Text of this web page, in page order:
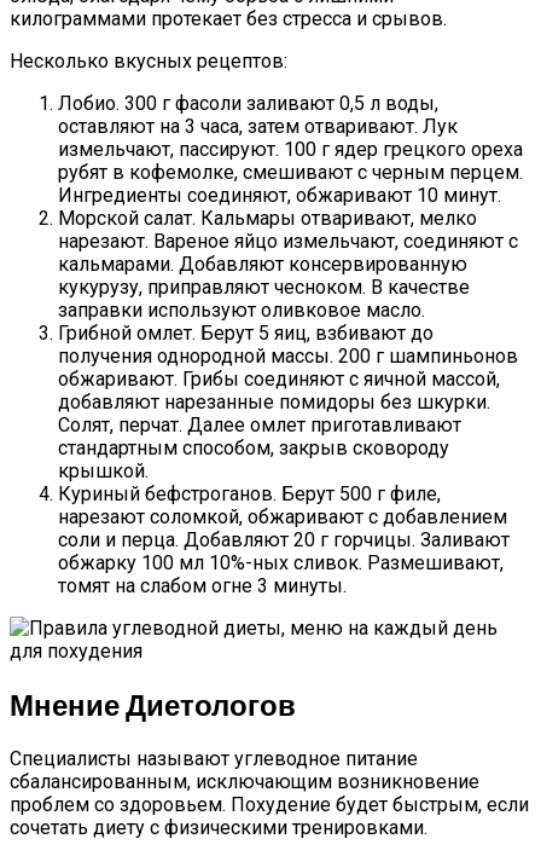
килограммами протекает без стресса и срывов.
Несколько вкусных рецептов:
Лобио. 300 г фасоли заливают 0,5 л воды,
оставляют на 3 часа, затем отваривают. Лук
измельчают, пассируют. 100 г ядер грецкого ореха
рубят в кофемолке, смешивают с черным перцем.
Ингредиенты соединяют, обжаривают 10 минут.
Морской салат. Кальмары отваривают, мелко
нарезают. Вареное яйцо измельчают, соединяют с
кальмарами. Добавляют консервированную
кукурузу, приправляют чесноком. В качестве
заправки используют оливковое масло.
Грибной омлет. Берут 5 яиц, взбивают до
получения однородной массы. 200 г шампиньонов
обжаривают. Грибы соединяют с яичной массой,
добавляют нарезанные помидоры без шкурки.
Солят, перчат. Далее омлет приготавливают
стандартным способом, закрыв сковороду
крышкой.
Куриный бефстроганов. Берут 500 г филе,
нарезают соломкой, обжаривают с добавлением
соли и перца. Добавляют 20 г горчицы. Заливают
обжарку 100 мл 10%-ных сливок. Размешивают,
томят на слабом огне 3 минуты.
Мнение Диетологов
Специалисты называют углеводное питание
сбалансированным, исключающим возникновение
проблем со здоровьем. Похудение будет быстрым, если
сочетать диету с физическими тренировками.